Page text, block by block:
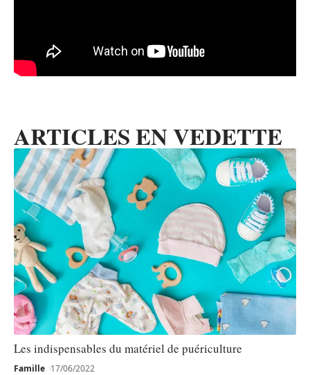
ARTICLES EN VEDETTE
Les indispensables du matériel de puériculture
Famille 17/06/2022